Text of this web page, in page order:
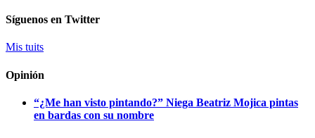
Síguenos en Twitter
Mis tuits
Opinión
“¿Me han visto pintando?” Niega Beatriz Mojica pintas
en bardas con su nombre